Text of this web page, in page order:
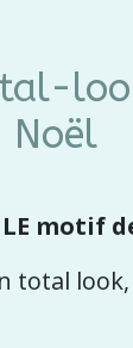
Noël
LE motif
total look,